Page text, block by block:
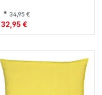
* 34,95 €
32,95 €